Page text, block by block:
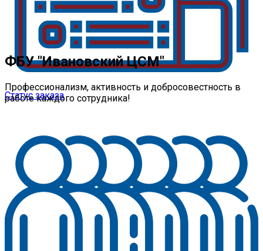
ФБУ "Ивановский ЦСМ"
Профессионализм, активность и добросовестность в
работе каждого сотрудника!
Статус заказа